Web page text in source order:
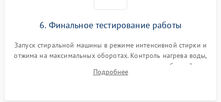
6. Финальное тестирование работы
Запуск стиральной машины в режиме интенсивной стирки и
отжима на максимальных оборотах. Контроль нагрева воды,
корректности слива, отсутствия излишних вибраций,
посторонних стуков и протечек под корпусом.
Подробнее